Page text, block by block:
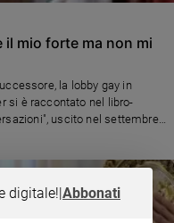
il mio forte ma non mi
la lobby gay in
si è raccontato nel libro-
uscito nel settembre
digitale!|Abbonati